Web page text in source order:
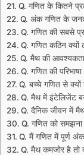
Q. गणित के कितने
Q. अंक गणित के
Q. गणित की सबसे
Q. गणित कठिन क्यों
Q. मैथ की
Q. गणित की
Q. बच्चे गणित से
Q. मैथ में इंटेलिजेंट
Q. दैनिक जीवन में
Q. गणित को समझना
Q. मैं गणित में पूर्ण
Q. मैथ कमजोर है तो